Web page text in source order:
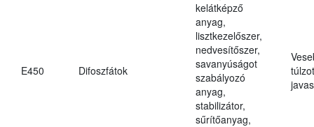
E450 Difoszfátok
kelátképző
anyag,
lisztkezelőszer,
nedvesítőszer,
savanyúságot
szabályozó
anyag,
stabilizátor,
sűrítőanyag,